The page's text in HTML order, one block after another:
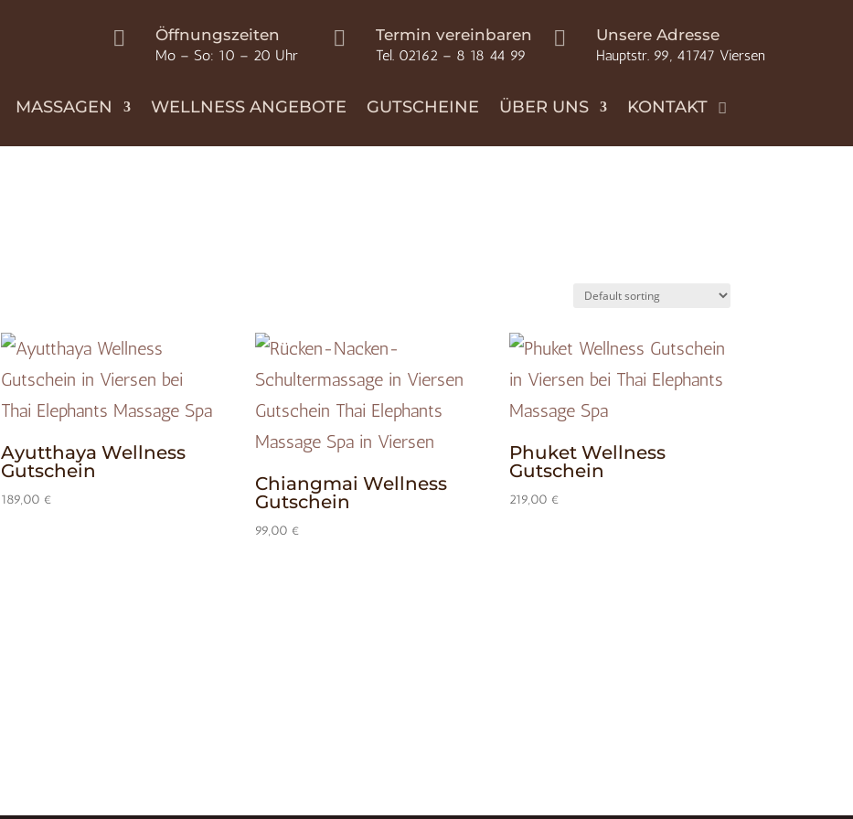
 Öffnungszeiten
Mo – So: 10 – 20 Uhr
 Termin vereinbaren
Tel. 02162 – 8 18 44 99
 Unsere Adresse
Hauptstr. 99, 41747 Viersen
MASSAGEN WELLNESS ANGEBOTE GUTSCHEINE ÜBER UNS KONTAKT
Ayutthaya Wellness
Gutschein
189,00 €
Chiangmai Wellness
Gutschein
99,00 €
Phuket Wellness
Gutschein
219,00 €